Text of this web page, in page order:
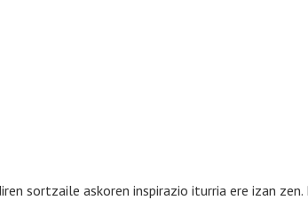
sortzaile askoren inspirazio iturria ere izan zen.